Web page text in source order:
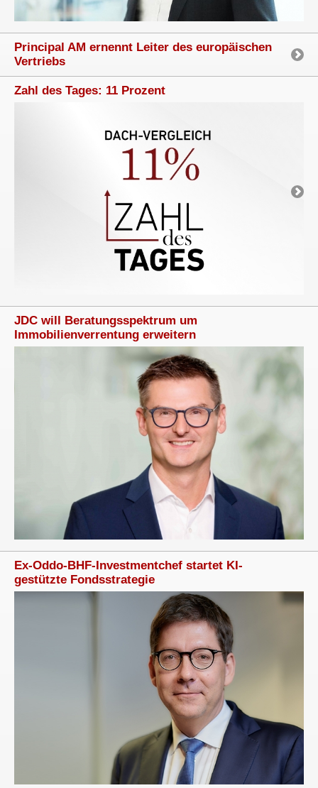
Principal AM ernennt Leiter des europäischen
Vertriebs
Zahl des Tages: 11 Prozent
JDC will Beratungsspektrum um
Immobilienverrentung erweitern
Ex-Oddo-BHF-Investmentchef startet KI-
gestützte Fondsstrategie